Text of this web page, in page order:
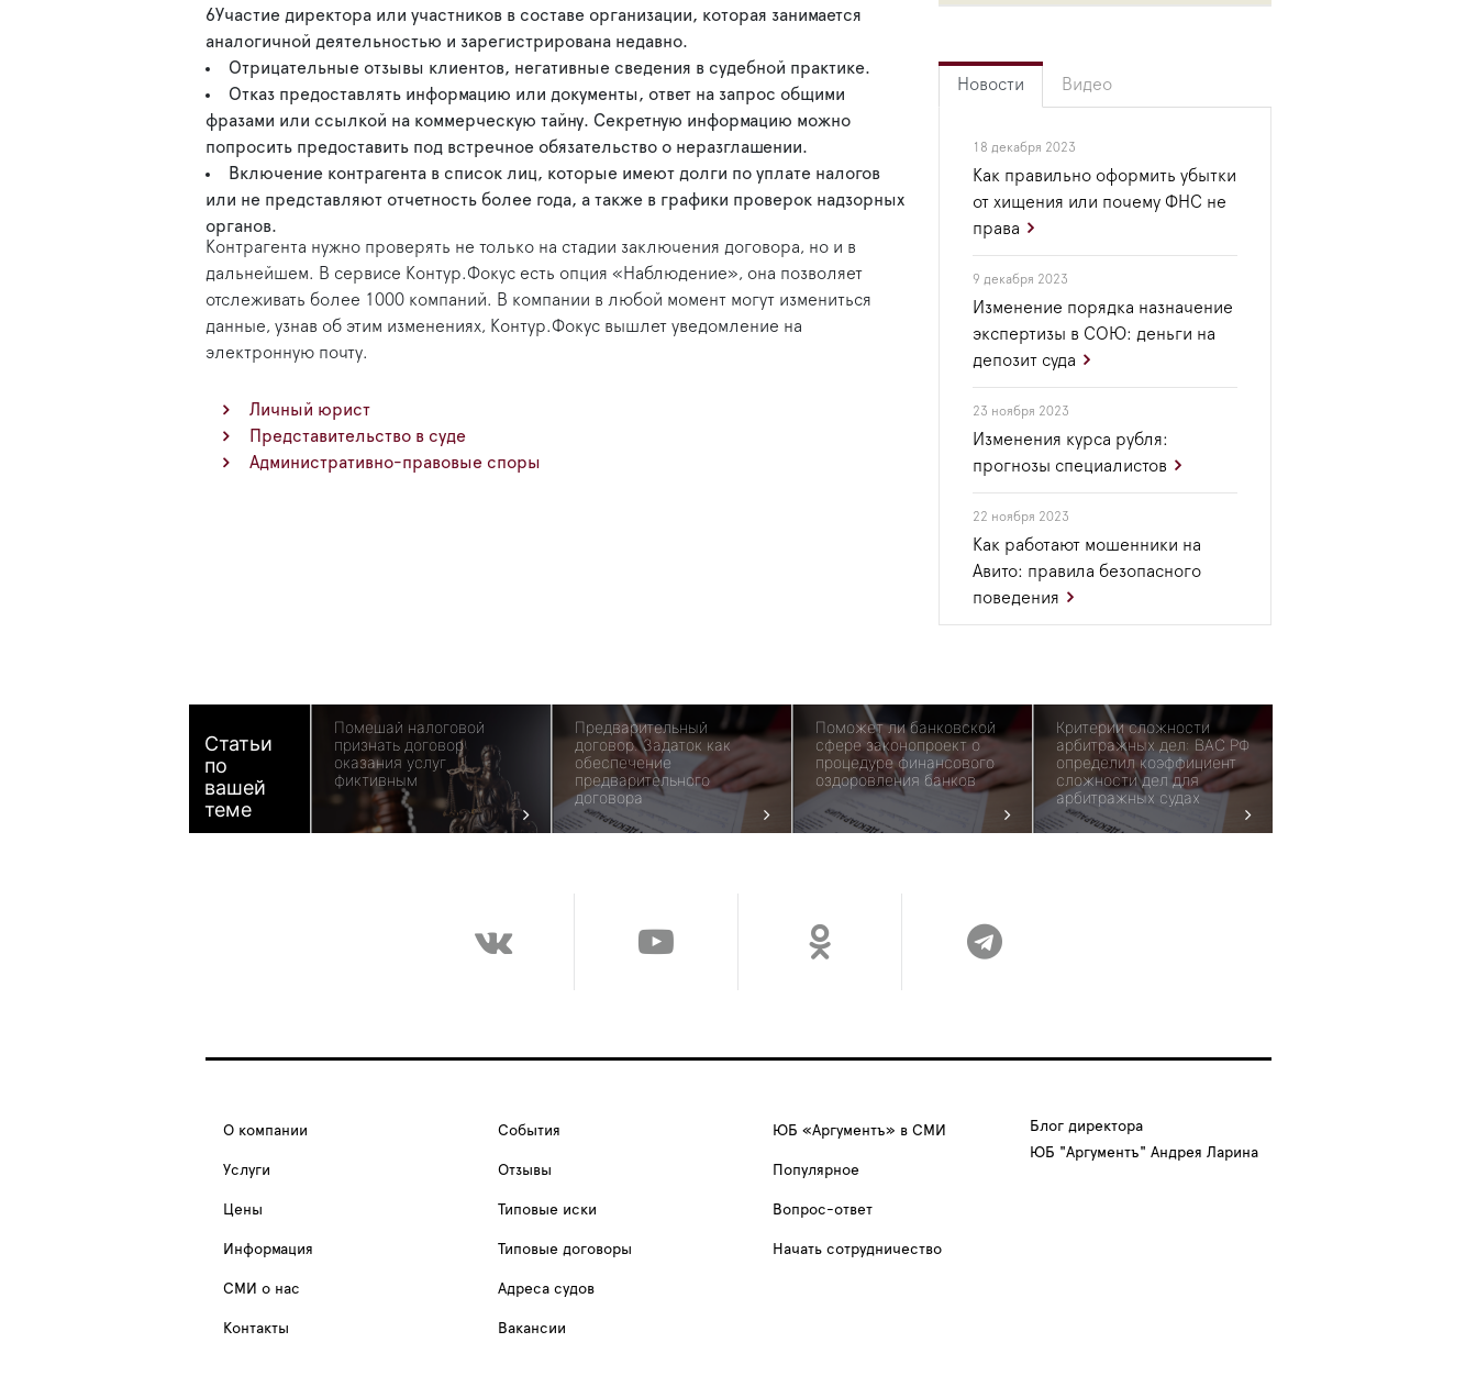
6Участие директора или участников в составе организации, которая занимается
аналогичной деятельностью и зарегистрирована недавно.
Отрицательные отзывы клиентов, негативные сведения в судебной практике.
Отказ предоставлять информацию или документы, ответ на запрос общими
фразами или ссылкой на коммерческую тайну. Секретную информацию можно
попросить предоставить под встречное обязательство о неразглашении.
Включение контрагента в список лиц, которые имеют долги по уплате налогов
или не представляют отчетность более года, а также в графики проверок надзорных
органов.
Контрагента нужно проверять не только на стадии заключения договора, но и в
дальнейшем. В сервисе Контур.Фокус есть опция «Наблюдение», она позволяет
отслеживать более 1000 компаний. В компании в любой момент могут измениться
данные, узнав об этим изменениях, Контур.Фокус вышлет уведомление на
электронную почту.
Личный юрист
Представительство в суде
Административно-правовые споры
Новости Видео
18 декабря 2023
Как правильно оформить убытки
от хищения или почему ФНС не
права
9 декабря 2023
Изменение порядка назначение
экспертизы в СОЮ: деньги на
депозит суда
23 ноября 2023
Изменения курса рубля:
прогнозы специалистов
22 ноября 2023
Как работают мошенники на
Авито: правила безопасного
поведения
Статьи
по
вашей
теме
Помешай налоговой
признать договор
оказания услуг
фиктивным
Предварительный
договор. Задаток как
обеспечение
предварительного
договора
Поможет ли банковской
сфере законопроект о
процедуре финансового
оздоровления банков
Критерии сложности
арбитражных дел: ВАС РФ
определил коэффициент
сложности дел для
арбитражных судах
О компании
Услуги
Цены
Информация
СМИ о нас
Контакты
События
Отзывы
Типовые иски
Типовые договоры
Адреса судов
Вакансии
ЮБ «Аргументъ» в СМИ
Популярное
Вопрос-ответ
Начать сотрудничество
Блог директора
ЮБ "Аргументъ" Андрея Ларина